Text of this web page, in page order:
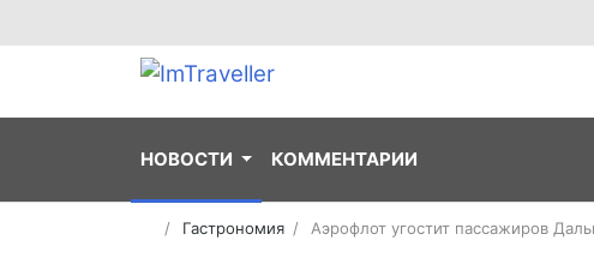
НОВОСТИ КОММЕНТАРИИ
Гастрономия Аэрофлот угостит пассажиров